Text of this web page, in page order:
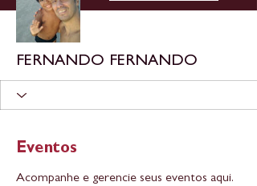
FERNANDO FERNANDO
Eventos
Acompanhe e gerencie seus eventos aqui.